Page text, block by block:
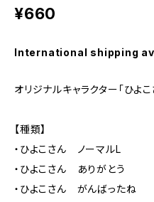
¥660
International shipping
オリジナルキャラクター「ひよこ
【種類】
・ひよこさん ノーマルL
・ひよこさん ありがとう
・ひよこさん がんばったね